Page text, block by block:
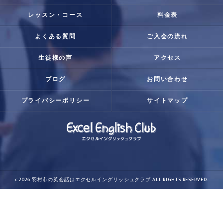
レッスン・コース 料金表
よくある質問 ご入会の流れ
生徒様の声 アクセス
ブログ お問い合わせ
プライバシーポリシー サイトマップ
c 2026 羽村市の英会話はエクセルイングリッシュクラブ ALL RIGHTS RESERVED.